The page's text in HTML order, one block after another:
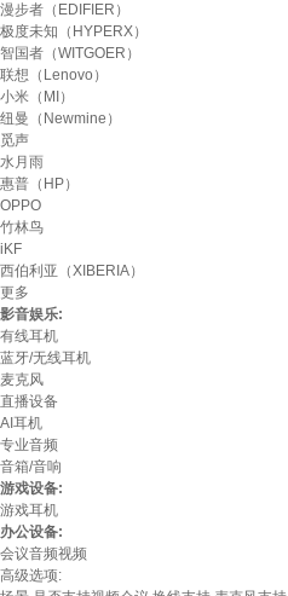
漫步者（EDIFIER）
极度未知（HYPERX）
智国者（WITGOER）
联想（Lenovo）
小米（MI）
纽曼（Newmine）
觅声
水月雨
惠普（HP）
OPPO
竹林鸟
iKF
西伯利亚（XIBERIA）
更多
影音娱乐:
有线耳机
蓝牙/无线耳机
麦克风
直播设备
AI耳机
专业音频
音箱/音响
游戏设备:
游戏耳机
办公设备:
会议音频视频
高级选项: